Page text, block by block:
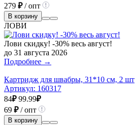
279 ₽/ опт
В корзину
ЛОВИ
Лови скидку! -30% весь август!
до 31 августа 2026
Подробнее →
Картридж для швабры, 31*10 см, 2 шт
Артикул: 160317
84₽ 99.99₽
69 ₽/ опт
В корзину